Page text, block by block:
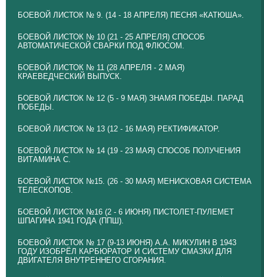
БОЕВОЙ ЛИСТОК № 9. (14 - 18 АПРЕЛЯ) ПЕСНЯ «КАТЮША».
БОЕВОЙ ЛИСТОК № 10 (21 - 25 АПРЕЛЯ) СПОСОБ
АВТОМАТИЧЕСКОЙ СВАРКИ ПОД ФЛЮСОМ.
БОЕВОЙ ЛИСТОК № 11 (28 АПРЕЛЯ - 2 МАЯ)
КРАЕВЕДЧЕСКИЙ ВЫПУСК.
БОЕВОЙ ЛИСТОК № 12 (5 - 9 МАЯ) ЗНАМЯ ПОБЕДЫ. ПАРАД
ПОБЕДЫ.
БОЕВОЙ ЛИСТОК № 13 (12 - 16 МАЯ) РЕКТИФИКАТОР.
БОЕВОЙ ЛИСТОК № 14 (19 - 23 МАЯ) СПОСОБ ПОЛУЧЕНИЯ
ВИТАМИНА С.
БОЕВОЙ ЛИСТОК №15. (26 - 30 МАЯ) МЕНИСКОВАЯ СИСТЕМА
ТЕЛЕСКОПОВ.
БОЕВОЙ ЛИСТОК №16 (2 - 6 ИЮНЯ) ПИСТОЛЕТ-ПУЛЕМЕТ
ШПАГИНА 1941 ГОДА (ППШ).
БОЕВОЙ ЛИСТОК № 17 (9-13 ИЮНЯ) А.А. МИКУЛИН В 1943
ГОДУ ИЗОБРЁЛ КАРБЮРАТОР И СИСТЕМУ СМАЗКИ ДЛЯ
ДВИГАТЕЛЯ ВНУТРЕННЕГО СГОРАНИЯ.